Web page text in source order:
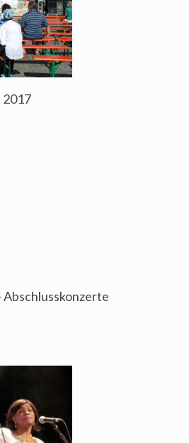
Abschlusskonzerte